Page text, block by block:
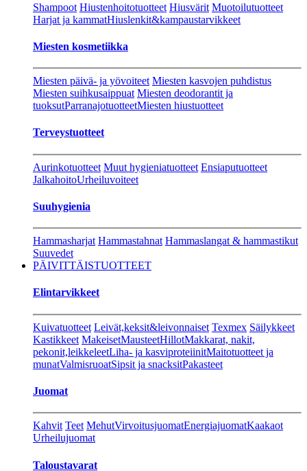
Shampoot Hiustenhoitotuotteet Hiusvärit Muotoilutuotteet
Harjat ja kammatHiuslenkit&kampaustarvikkeet
Miesten kosmetiikka
Miesten päivä- ja yövoiteet Miesten kasvojen puhdistus
Miesten suihkusaippuat Miesten deodorantit ja
tuoksutParranajotuotteetMiesten hiustuotteet
Terveystuotteet
Aurinkotuotteet Muut hygieniatuotteet Ensiaputuotteet
JalkahoitoUrheiluvoiteet
Suuhygienia
Hammasharjat Hammastahnat Hammaslangat & hammastikut
Suuvedet
PÄIVITTÄISTUOTTEET
Elintarvikkeet
Kuivatuotteet Leivät,keksit&leivonnaiset Texmex Säilykkeet
Kastikkeet MakeisetMausteetHillotMakkarat, nakit,
pekonit,leikkeleetLiha- ja kasviproteiinitMaitotuotteet ja
munatValmisruoatSipsit ja snacksitPakasteet
Juomat
Kahvit Teet MehutVirvoitusjuomatEnergiajuomatKaakaot
Urheilujuomat
Taloustavarat